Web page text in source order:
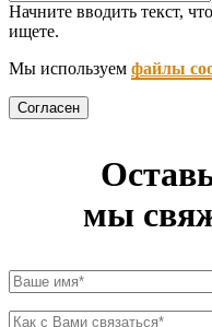
Начните вводить текст,
ищете.
Мы используем файлы
Согласен
мы